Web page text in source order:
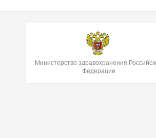
Министерство здравохранения
Федерации